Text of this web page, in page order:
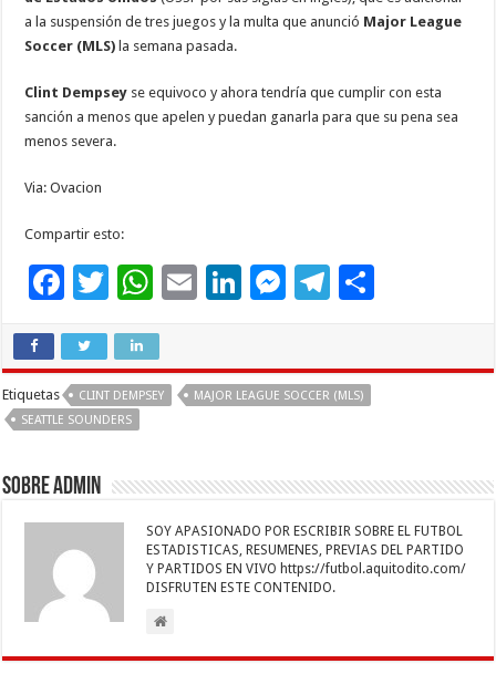
k
r
a la suspensión de tres juegos y la multa que anunció Major League
Soccer (MLS) la semana pasada.
Clint Dempsey se equivoco y ahora tendría que cumplir con esta
sanción a menos que apelen y puedan ganarla para que su pena sea
menos severa.
Via: Ovacion
Compartir esto:
F
e
b
o
k
T
tt
er
W
at
sA
E
l
Li
e
M
n
T
gr
r
Etiquetas CLINT DEMPSEY
MAJOR LEAGUE SOCCER (MLS)
SEATTLE SOUNDERS
Sobre admin
SOY APASIONADO POR ESCRIBIR SOBRE EL FUTBOL
ESTADISTICAS, RESUMENES, PREVIAS DEL PARTIDO
Y PARTIDOS EN VIVO https://futbol.aquitodito.com/
DISFRUTEN ESTE CONTENIDO.